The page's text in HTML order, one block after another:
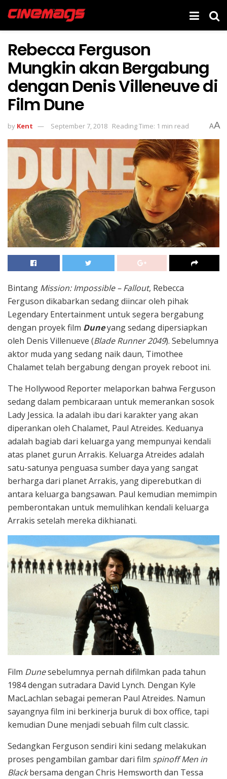
Rebecca Ferguson
Mungkin akan Bergabung
dengan Denis Villeneuve di
Film Dune
by Kent September 7, 2018 Reading Time: 1 min read AA
Bintang Mission: Impossible – Fallout, Rebecca
Ferguson dikabarkan sedang diincar oleh pihak
Legendary Entertainment untuk segera bergabung
dengan proyek film Duneyang sedang dipersiapkan
oleh Denis Villenueve (Blade Runner 2049). Sebelumnya
aktor muda yang sedang naik daun, Timothee
Chalamet telah bergabung dengan proyek reboot ini.
The Hollywood Reporter melaporkan bahwa Ferguson
sedang dalam pembicaraan untuk memerankan sosok
Lady Jessica. Ia adalah ibu dari karakter yang akan
diperankan oleh Chalamet, Paul Atreides. Keduanya
adalah bagiab dari keluarga yang mempunyai kendali
atas planet gurun Arrakis. Keluarga Atreides adalah
satu-satunya penguasa sumber daya yang sangat
berharga dari planet Arrakis, yang diperebutkan di
antara keluarga bangsawan. Paul kemudian memimpin
pemberontakan untuk memulihkan kendali keluarga
Arrakis setelah mereka dikhianati.
Film Dunesebelumnya pernah difilmkan pada tahun
1984 dengan sutradara David Lynch. Dengan Kyle
MacLachlan sebagai pemeran Paul Atreides. Namun
sayangnya film ini berkinerja buruk di box office, tapi
kemudian Dune menjadi sebuah film cult classic.
Sedangkan Ferguson sendiri kini sedang melakukan
proses pengambilan gambar dari film spinoff Men in
Blackbersama dengan Chris Hemsworth dan Tessa